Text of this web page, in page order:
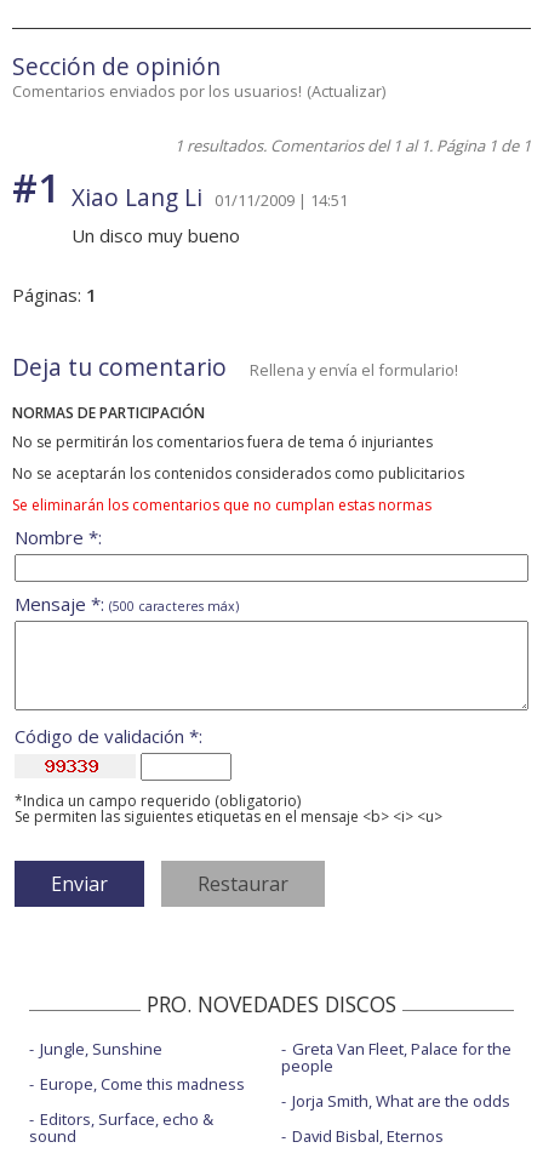
Sección de opinión
Comentarios enviados por los usuarios! (Actualizar)
1 resultados. Comentarios del 1 al 1. Página 1 de 1
#1 Xiao Lang Li 01/11/2009 | 14:51
Un disco muy bueno
Páginas: 1
Deja tu comentario Rellena y envía el formulario!
NORMAS DE PARTICIPACIÓN
No se permitirán los comentarios fuera de tema ó injuriantes
No se aceptarán los contenidos considerados como publicitarios
Se eliminarán los comentarios que no cumplan estas normas
Nombre *:
Mensaje *: (500 caracteres máx)
Código de validación *:
*Indica un campo requerido (obligatorio)
Se permiten las siguientes etiquetas en el mensaje <b> <i> <u>
PRO. NOVEDADES DISCOS
Jungle, Sunshine
Europe, Come this madness
Editors, Surface, echo &
sound
Greta Van Fleet, Palace for the
people
Jorja Smith, What are the odds
David Bisbal, Eternos